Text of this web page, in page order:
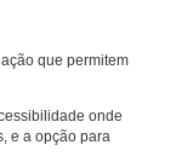
que permitem
onde
e a opção para